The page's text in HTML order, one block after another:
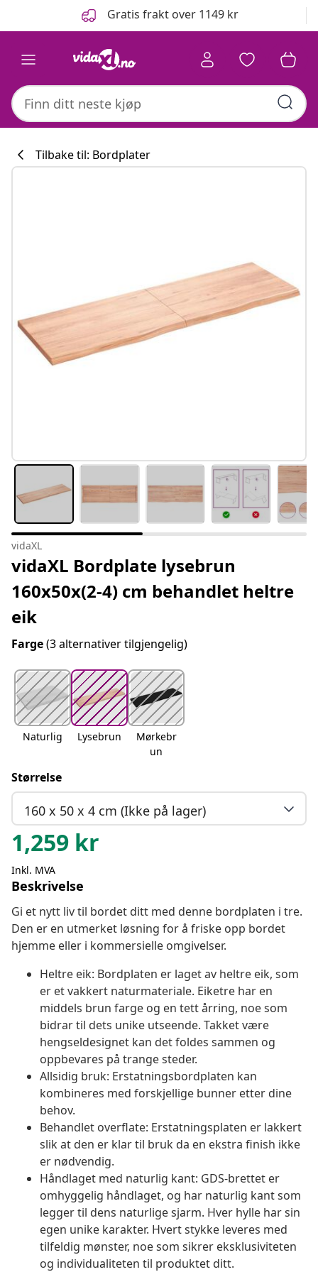
Gratis frakt over 1149 kr
Tilbake til: Bordplater
vidaXL
vidaXL Bordplate lysebrun
160x50x(2-4) cm behandlet heltre
eik
Farge(3 alternativer tilgjengelig)
Naturlig Lysebrun
Mørkebr
un
Størrelse
160 x 50 x 4 cm (Ikke på lager)
1,259 kr
Inkl. MVA
Beskrivelse
Gi et nytt liv til bordet ditt med denne bordplaten i tre.
Den er en utmerket løsning for å friske opp bordet
hjemme eller i kommersielle omgivelser.
Heltre eik: Bordplaten er laget av heltre eik, som
er et vakkert naturmateriale. Eiketre har en
middels brun farge og en tett årring, noe som
bidrar til dets unike utseende. Takket være
hengseldesignet kan det foldes sammen og
oppbevares på trange steder.
Allsidig bruk: Erstatningsbordplaten kan
kombineres med forskjellige bunner etter dine
behov.
Behandlet overflate: Erstatningsplaten er lakkert
slik at den er klar til bruk da en ekstra finish ikke
er nødvendig.
Håndlaget med naturlig kant: GDS-brettet er
omhyggelig håndlaget, og har naturlig kant som
legger til dens naturlige sjarm. Hver hylle har sin
egen unike karakter. Hvert stykke leveres med
tilfeldig mønster, noe som sikrer eksklusiviteten
og individualiteten til produktet ditt.